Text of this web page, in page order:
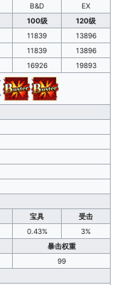
B&D
EX
100级
120级
11839
13896
11839
13896
16926 19893
宝具
受击
0.43%
3%
暴击权重
99